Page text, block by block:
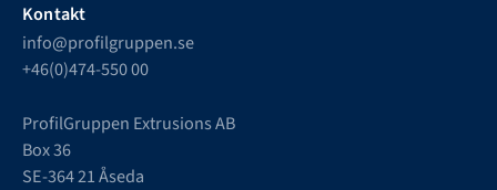
Kontakt
info@profilgruppen.se
+46(0)474-550 00
ProfilGruppen Extrusions AB
Box 36
SE-364 21 Åseda